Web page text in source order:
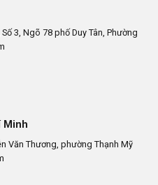
3, Ngõ 78 phố Duy Tân, Phường
Minh
Văn Thương, phường Thạnh Mỹ